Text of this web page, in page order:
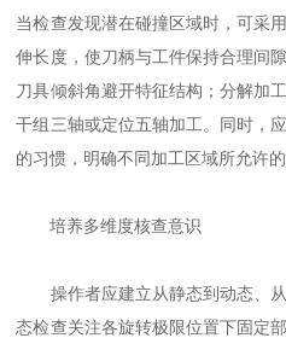
当检查发现潜在碰撞区域时，可采
伸长度，使刀柄与工件保持合理间
刀具倾斜角避开特征结构；分解加
干组三轴或定位五轴加工。同时，
的习惯，明确不同加工区域所允许
培养多维度核查意识
操作者应建立从静态到动态、从
态检查关注各旋转极限位置下固定